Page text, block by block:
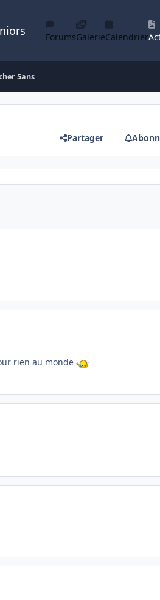
ForumsGalerieCalendrier
5ans
Partager
rien au monde